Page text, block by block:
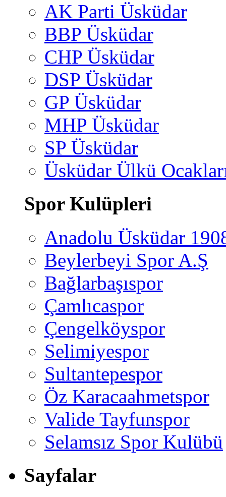
AK Parti Üsküdar
BBP Üsküdar
CHP Üsküdar
DSP Üsküdar
GP Üsküdar
MHP Üsküdar
SP Üsküdar
Üsküdar Ülkü
Spor Kulüpleri
Anadolu Üsküdar
Beylerbeyi Spor A.Ş
Bağlarbaşıspor
Çamlıcaspor
Çengelköyspor
Selimiyespor
Sultantepespor
Öz Karacaahmetspor
Valide Tayfunspor
Selamsız Spor Kulübü
Sayfalar